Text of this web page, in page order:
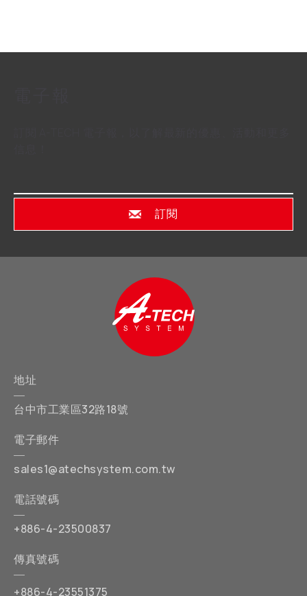
訂閱
地址
台中市工業區32路18號
電子郵件
sales1@atechsystem.com.tw
電話號碼
+886-4-23500837
傳真號碼
+886-4-23551375